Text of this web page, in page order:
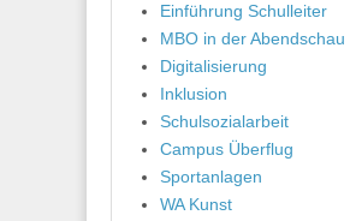
Einführung Schulleiter
MBO in der Abendschau
Digitalisierung
Inklusion
Schulsozialarbeit
Campus Überflug
Sportanlagen
WA Kunst